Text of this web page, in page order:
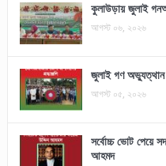
কুলাউড়ায় জুলাই
আগস্ট ০৬, ২০২৬
জুলাই গণ অভ্যুত্থান
আগস্ট ০৫, ২০২৬
সর্বোচ্চ ভোট পেয়ে
আহমদ